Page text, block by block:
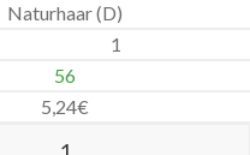
Naturhaar (D)
1
56
5,24€